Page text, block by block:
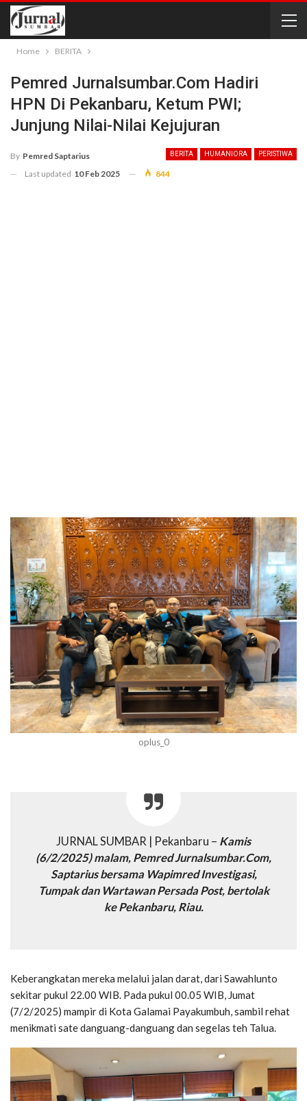
Home BERITA
Pemred Jurnalsumbar.Com Hadiri
HPN Di Pekanbaru, Ketum PWI;
Junjung Nilai-Nilai Kejujuran
BERITA HUMANIORA PERISTIWA
By Pemred Saptarius
Last updated 10 Feb 2025 844
oplus_0
JURNAL SUMBAR | Pekanbaru – Kamis
(6/2/2025) malam, Pemred Jurnalsumbar.Com,
Saptarius bersama Wapimred Investigasi,
Tumpak dan Wartawan Persada Post, bertolak
ke Pekanbaru, Riau.
Keberangkatan mereka melalui jalan darat, dari Sawahlunto
sekitar pukul 22.00 WIB. Pada pukul 00.05 WIB, Jumat
(7/2/2025) mampir di Kota Galamai Payakumbuh, sambil rehat
menikmati sate danguang-danguang dan segelas teh Talua.